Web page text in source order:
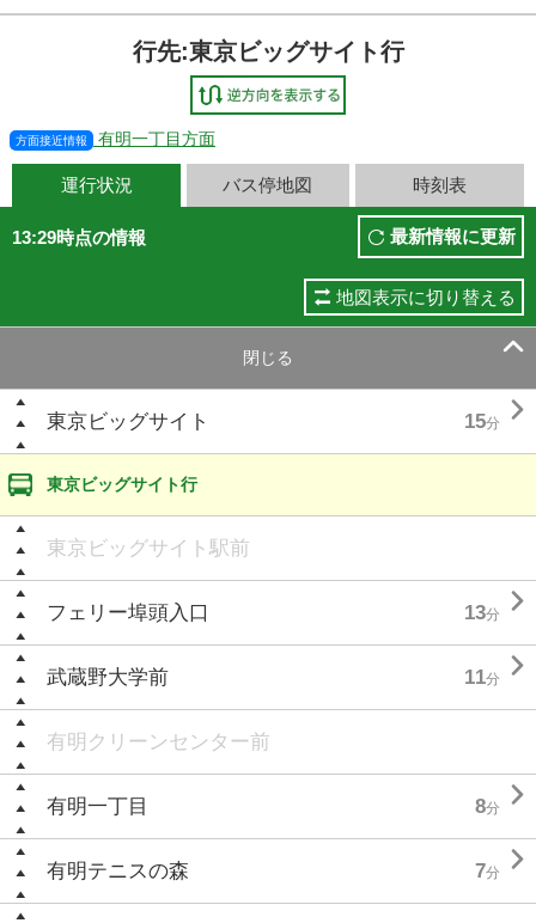
行先:東京ビッグサイト行
方面接近情報 有明一丁目方面
運行状況 バス停地図 時刻表
13:29時点の情報 最新情報に更新
地図表示に切り替える
閉じる 
東京ビッグサイト 15分 
東京ビッグサイト行
東京ビッグサイト駅前
フェリー埠頭入口 13分 
武蔵野大学前 11分 
有明クリーンセンター前
有明一丁目 8分 
有明テニスの森 7分 